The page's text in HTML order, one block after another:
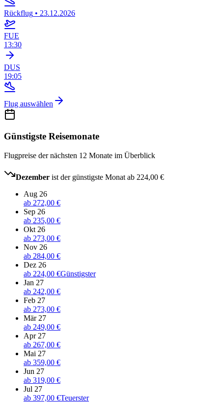
Rückflug • 23.12.2026
FUE
13:30
DUS
19:05
Flug auswählen
Günstigste Reisemonate
Flugpreise der nächsten 12 Monate im Überblick
Dezember ist der günstigste Monat ab 224,00 €
Aug 26
ab 272,00 €
Sep 26
ab 235,00 €
Okt 26
ab 273,00 €
Nov 26
ab 284,00 €
Dez 26
ab 224,00 €Günstigster
Jan 27
ab 242,00 €
Feb 27
ab 273,00 €
Mär 27
ab 249,00 €
Apr 27
ab 267,00 €
Mai 27
ab 359,00 €
Jun 27
ab 319,00 €
Jul 27
ab 397,00 €Teuerster